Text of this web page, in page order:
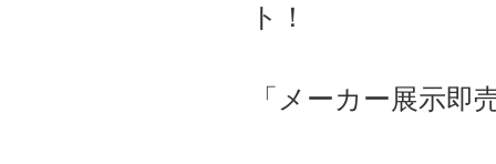
ト！
「メーカー展示即